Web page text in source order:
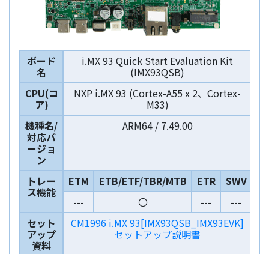
ボード
名
i.MX 93 Quick Start Evaluation Kit
(IMX93QSB)
CPU(コ
ア)
NXP i.MX 93 (Cortex-A55 x 2、Cortex-
M33)
機種名/
対応バ
ージョ
ン
ARM64 / 7.49.00
トレー
ス機能
ETM ETB/ETF/TBR/MTB ETR
SWV
---
〇 ---
---
セット
アップ
資料
CM1996 i.MX 93[IMX93QSB_IMX93EVK]
セットアップ説明書